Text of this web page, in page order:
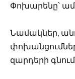
Փոխարենը՝
Նամակներ,
զարդերի